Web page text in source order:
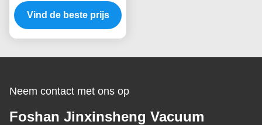
de het Waterkraan van
de de Tapkraan Gouden
Vacuümdeklaagsysteem
Vind de beste prijs
Neem contact met ons op
Foshan Jinxinsheng Vacuum